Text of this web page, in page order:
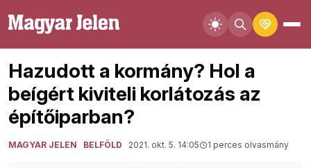
Hazudott a kormány? Hol a
beígért kiviteli korlátozás az
építőiparban?
MAGYAR JELEN BELFÖLD 2021. okt. 5. 14:05 1 perces olvasmány